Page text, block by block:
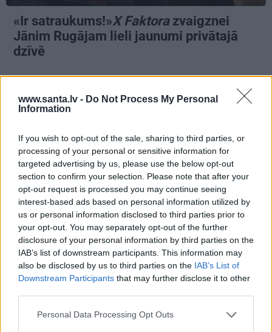
www.santa.lv - Do Not Process My Personal
Information
If you wish to opt-out of the sale, sharing to third parties, or
processing of your personal or sensitive information for
targeted advertising by us, please use the below opt-out
section to confirm your selection. Please note that after your
opt-out request is processed you may continue seeing
interest-based ads based on personal information utilized by
us or personal information disclosed to third parties prior to
your opt-out. You may separately opt-out of the further
disclosure of your personal information by third parties on the
IAB’s list of downstream participants. This information may
also be disclosed by us to third parties on the IAB’s List of
Downstream Participants that may further disclose it to other
Personal Data Processing Opt Outs
«Ir satraukums!»X Faktorazvaigznei
Jānim Rugājam lieli jaunumi privātajā
dzīvē
ZIŅAS
Aktierim Andrim Bērziņam miljonārs
uzdāvinājis auto. Tagad viņš grib jaunu…
PERSONĪBAS VIEDOKLIS